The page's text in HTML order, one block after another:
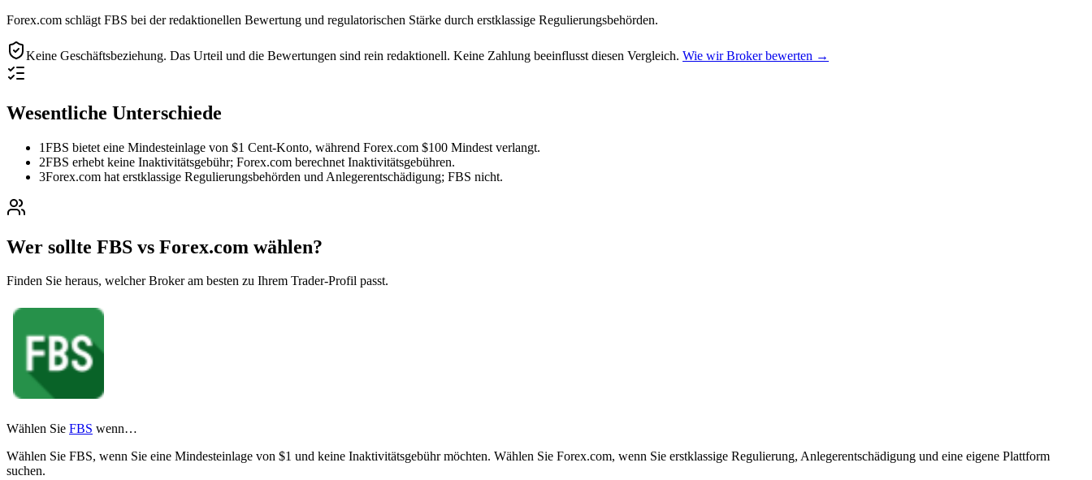
Forex.com schlägt FBS bei der redaktionellen Bewertung und regulatorischen Stärke durch erstklassige Regulierungsbehörden.
Keine Geschäftsbeziehung. Das Urteil und die Bewertungen sind rein redaktionell. Keine Zahlung beeinflusst diesen Vergleich. Wie wir Broker bewerten →
Wesentliche Unterschiede
1FBS bietet eine Mindesteinlage von $1 Cent-Konto, während Forex.com $100 Mindest verlangt.
2FBS erhebt keine Inaktivitätsgebühr; Forex.com berechnet Inaktivitätsgebühren.
3Forex.com hat erstklassige Regulierungsbehörden und Anlegerentschädigung; FBS nicht.
Wer sollte FBS vs Forex.com wählen?
Finden Sie heraus, welcher Broker am besten zu Ihrem Trader-Profil passt.
Wählen Sie FBS wenn…
Wählen Sie FBS, wenn Sie eine Mindesteinlage von $1 und keine Inaktivitätsgebühr möchten. Wählen Sie Forex.com, wenn Sie erstklassige Regulierung, Anlegerentschädigung und eine eigene Plattform
suchen.